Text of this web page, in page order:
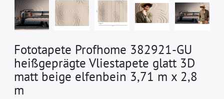
Fototapete Profhome 382921-GU
heißgeprägte Vliestapete glatt 3D
matt beige elfenbein 3,71 m x 2,8
m